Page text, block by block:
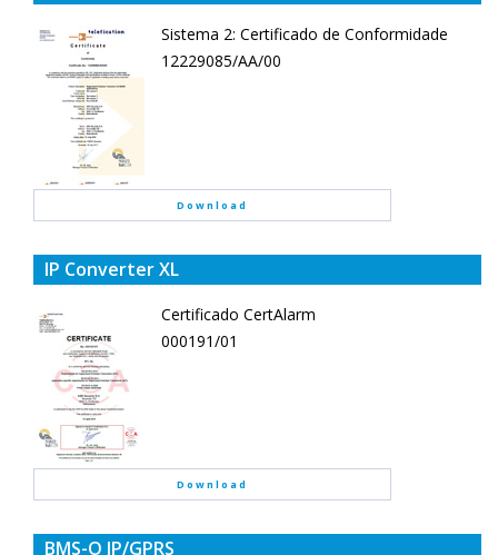
Sistema 2: Certificado de Conformidade
12229085/AA/00
Download
IP Converter XL
Certificado CertAlarm
000191/01
Download
BMS-O IP/GPRS